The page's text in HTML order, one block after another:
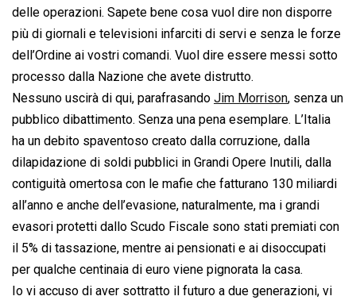
delle operazioni. Sapete bene cosa vuol dire non disporre
più di giornali e televisioni infarciti di servi e senza le forze
dell’Ordine ai vostri comandi. Vuol dire essere messi sotto
processo dalla Nazione che avete distrutto.
Nessuno uscirà di qui, parafrasando Jim Morrison, senza un
pubblico dibattimento. Senza una pena esemplare. L’Italia
ha un debito spaventoso creato dalla corruzione, dalla
dilapidazione di soldi pubblici in Grandi Opere Inutili, dalla
contiguità omertosa con le mafie che fatturano 130 miliardi
all’anno e anche dell’evasione, naturalmente, ma i grandi
evasori protetti dallo Scudo Fiscale sono stati premiati con
il 5% di tassazione, mentre ai pensionati e ai disoccupati
per qualche centinaia di euro viene pignorata la casa.
Io vi accuso di aver sottratto il futuro a due generazioni, vi